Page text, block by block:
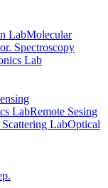
LabMolecular
Spectroscopy
Lab
LabRemote Sesing
LabOptical